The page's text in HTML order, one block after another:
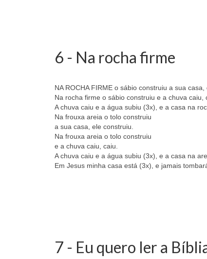
6 - Na rocha firme
NA ROCHA FIRME o sábio construiu a sua casa,
Na rocha firme o sábio construiu e a chuva caiu,
A chuva caiu e a água subiu (3x), e a casa na
Na frouxa areia o tolo construiu
a sua casa, ele construiu.
Na frouxa areia o tolo construiu
e a chuva caiu, caiu.
A chuva caiu e a água subiu (3x), e a casa na
Em Jesus minha casa está (3x), e jamais
7 - Eu quero ler a